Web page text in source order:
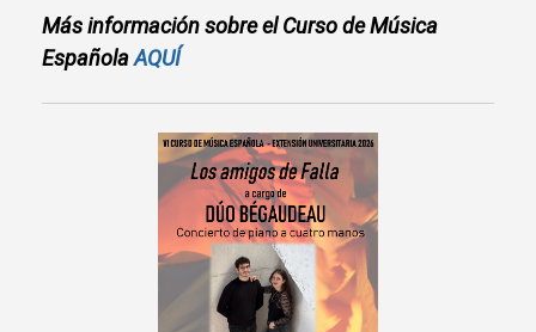
Más información sobre el Curso de Música
EspañolaAQUÍ